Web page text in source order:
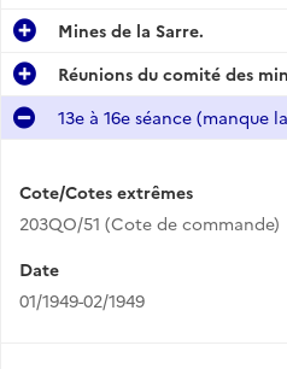
Mines de la Sarre.
Réunions du comité des
13e à 16e séance (manque
Cote/Cotes extrêmes
203QO/51 (Cote de commande)
Date
01/1949-02/1949